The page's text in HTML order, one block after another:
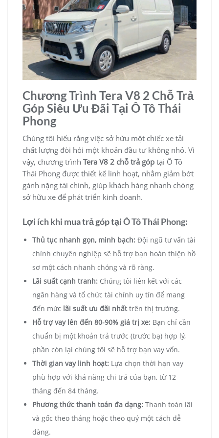
Chương Trình Tera V8 2 Chỗ Trả
Góp Siêu Ưu Đãi Tại Ô Tô Thái
Phong
Chúng tôi hiểu rằng việc sở hữu một chiếc xe tải
chất lượng đòi hỏi một khoản đầu tư không nhỏ. Vì
vậy, chương trình Tera V8 2 chỗ trả góp tại Ô Tô
Thái Phong được thiết kế linh hoạt, nhằm giảm bớt
gánh nặng tài chính, giúp khách hàng nhanh chóng
sở hữu xe để phát triển kinh doanh.
Lợi ích khi mua trả góp tại Ô Tô Thái Phong:
Thủ tục nhanh gọn, minh bạch: Đội ngũ tư vấn tài
chính chuyên nghiệp sẽ hỗ trợ bạn hoàn thiện hồ
sơ một cách nhanh chóng và rõ ràng.
Lãi suất cạnh tranh: Chúng tôi liên kết với các
ngân hàng và tổ chức tài chính uy tín để mang
đến mức lãi suất ưu đãi nhấttrên thị trường.
Hỗ trợ vay lên đến 80-90% giá trị xe: Bạn chỉ cần
chuẩn bị một khoản trả trước (trước bạ) hợp lý,
phần còn lại chúng tôi sẽ hỗ trợ bạn vay vốn.
Thời gian vay linh hoạt: Lựa chọn thời hạn vay
phù hợp với khả năng chi trả của bạn, từ 12
tháng đến 84 tháng.
Phương thức thanh toán đa dạng: Thanh toán lãi
và gốc theo tháng hoặc theo quý một cách dễ
dàng.